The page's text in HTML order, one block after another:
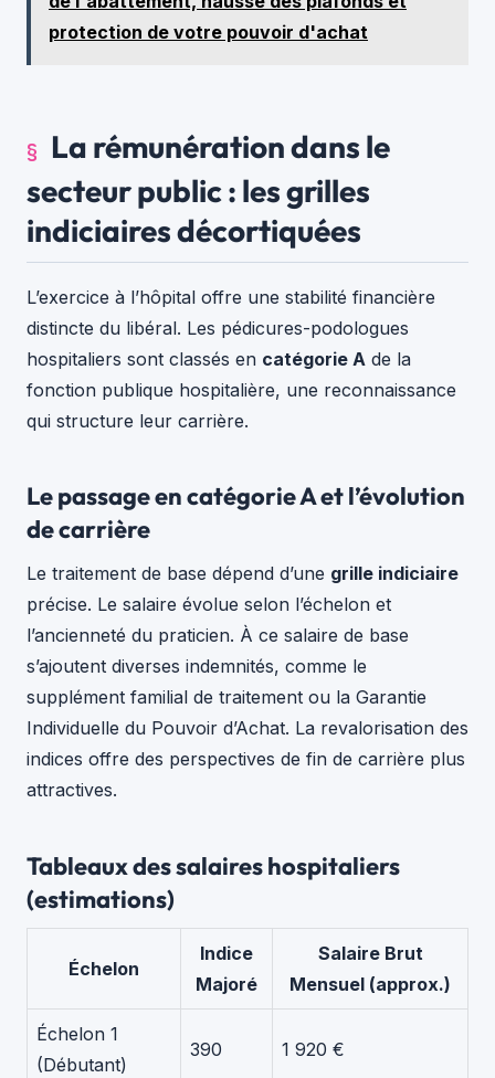
protection de votre pouvoir d'achat
La rémunération dans le
secteur public : les grilles
indiciaires décortiquées
L’exercice à l’hôpital offre une stabilité financière
distincte du libéral. Les pédicures-podologues
hospitaliers sont classés en catégorie A de la
fonction publique hospitalière, une reconnaissance
qui structure leur carrière.
Le passage en catégorie A et l’évolution
de carrière
Le traitement de base dépend d’une grille indiciaire
précise. Le salaire évolue selon l’échelon et
l’ancienneté du praticien. À ce salaire de base
s’ajoutent diverses indemnités, comme le
supplément familial de traitement ou la Garantie
Individuelle du Pouvoir d’Achat. La revalorisation des
indices offre des perspectives de fin de carrière plus
attractives.
Tableaux des salaires hospitaliers
(estimations)
Échelon
Indice
Majoré
Salaire Brut
Mensuel (approx.)
Échelon 1
(Débutant)
390 1 920 €